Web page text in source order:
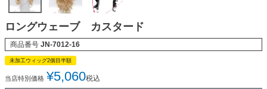
ロングウェーブ カスタード
商品番号 JN-7012-16
未加工ウィッグ2個目半額
当店特別価格 ¥5,060税込